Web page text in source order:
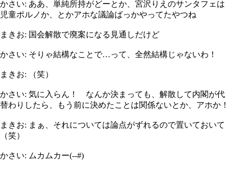
かさい: ああ、単純所持がどーとか、宮沢りえのサンタフェは
児童ポルノか、とかアホな議論ばっかやってたやつね
まきお: 国会解散で廃案になる見通しだけど
かさい: そりゃ結構なことで…って、全然結構じゃないわ！
まきお: （笑）
かさい: 気に入らん！ なんか決まっても、解散して内閣が代
替わりしたら、もう前に決めたことは関係ないとか、アホか！
まきお: まぁ、それについては論点がずれるので置いておいて
（笑）
かさい: ムカムカー(--#)